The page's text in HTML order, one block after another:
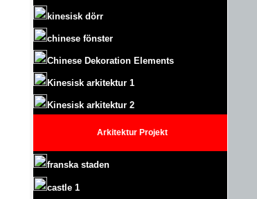
kinesisk dörr
chinese fönster
Chinese Dekoration Elements
Kinesisk arkitektur 1
Kinesisk arkitektur 2
Arkitektur Projekt
franska staden
castle 1